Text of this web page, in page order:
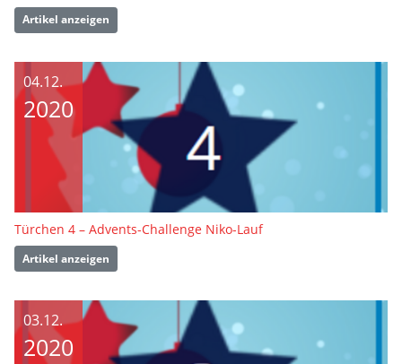
Artikel anzeigen
04.12.
2020
Türchen 4 – Advents-Challenge Niko-Lauf
Artikel anzeigen
03.12.
2020